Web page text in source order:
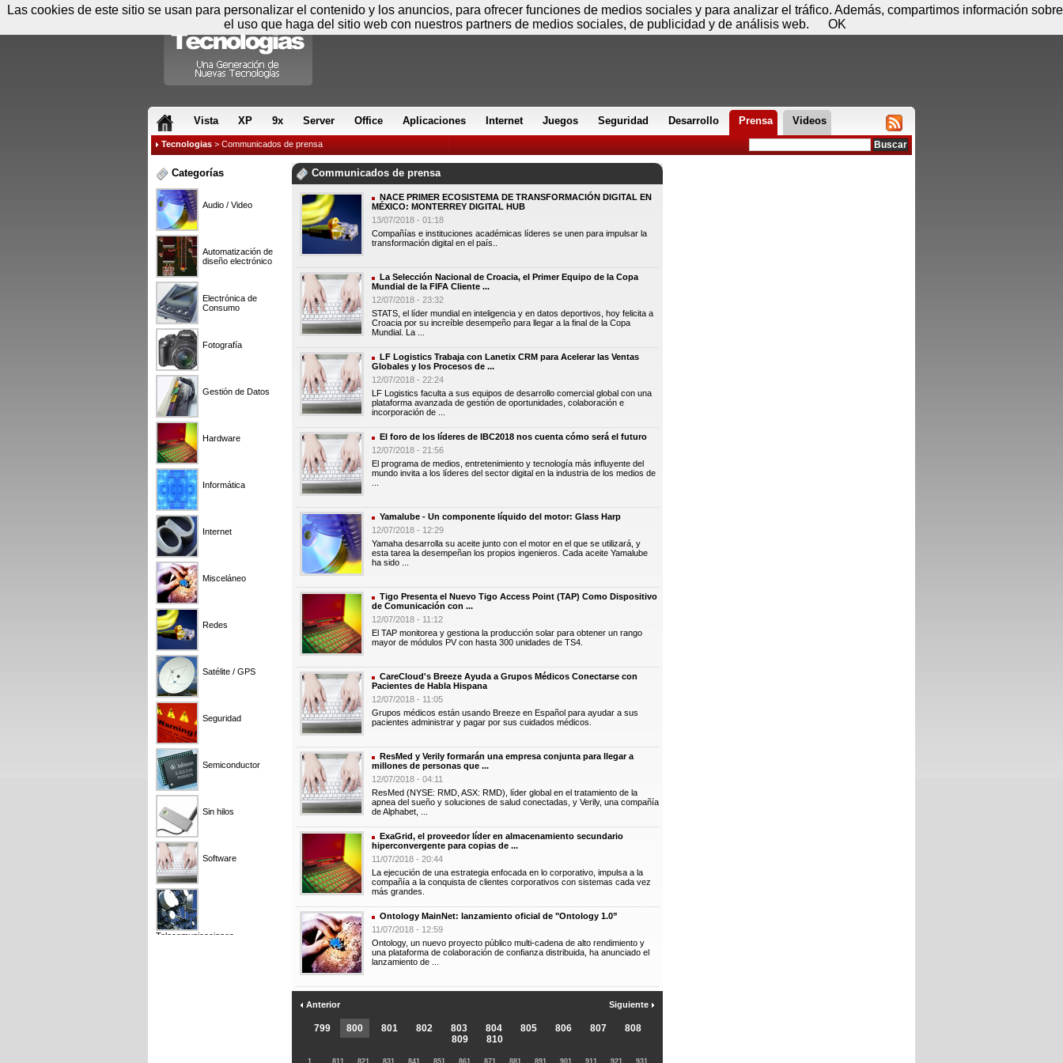
Vista XP 9x Server Office Aplicaciones Internet Juegos Seguridad Desarrollo Prensa Videos
Tecnologias > Communicados de prensa
Categorías
Audio / Video
Automatización de
diseño electrónico
Electrónica de
Consumo
Fotografía
Gestión de Datos
Hardware
Informática
Internet
Misceláneo
Redes
Satélite / GPS
Seguridad
Semiconductor
Sin hilos
Software
Telecomunicaciones
Communicados de prensa
NACE PRIMER ECOSISTEMA DE TRANSFORMACIÓN DIGITAL EN
MÉXICO: MONTERREY DIGITAL HUB
13/07/2018 - 01:18
Compañías e instituciones académicas líderes se unen para impulsar la
transformación digital en el país..
La Selección Nacional de Croacia, el Primer Equipo de la Copa
Mundial de la FIFA Cliente ...
12/07/2018 - 23:32
STATS, el líder mundial en inteligencia y en datos deportivos, hoy felicita a
Croacia por su increíble desempeño para llegar a la final de la Copa
Mundial. La ...
LF Logistics Trabaja con Lanetix CRM para Acelerar las Ventas
Globales y los Procesos de ...
12/07/2018 - 22:24
LF Logistics faculta a sus equipos de desarrollo comercial global con una
plataforma avanzada de gestión de oportunidades, colaboración e
incorporación de ...
El foro de los líderes de IBC2018 nos cuenta cómo será el futuro
12/07/2018 - 21:56
El programa de medios, entretenimiento y tecnología más influyente del
mundo invita a los líderes del sector digital en la industria de los medios de
Yamalube - Un componente líquido del motor: Glass Harp
12/07/2018 - 12:29
Yamaha desarrolla su aceite junto con el motor en el que se utilizará, y
esta tarea la desempeñan los propios ingenieros. Cada aceite Yamalube
ha sido ...
Tigo Presenta el Nuevo Tigo Access Point (TAP) Como Dispositivo
de Comunicación con ...
12/07/2018 - 11:12
El TAP monitorea y gestiona la producción solar para obtener un rango
mayor de módulos PV con hasta 300 unidades de TS4.
CareCloud's Breeze Ayuda a Grupos Médicos Conectarse con
Pacientes de Habla Hispana
12/07/2018 - 11:05
Grupos médicos están usando Breeze en Español para ayudar a sus
pacientes administrar y pagar por sus cuidados médicos.
ResMed y Verily formarán una empresa conjunta para llegar a
millones de personas que ...
12/07/2018 - 04:11
ResMed (NYSE: RMD, ASX: RMD), líder global en el tratamiento de la
apnea del sueño y soluciones de salud conectadas, y Verily, una compañía
de Alphabet, ...
ExaGrid, el proveedor líder en almacenamiento secundario
hiperconvergente para copias de ...
11/07/2018 - 20:44
La ejecución de una estrategia enfocada en lo corporativo, impulsa a la
compañía a la conquista de clientes corporativos con sistemas cada vez
más grandes.
Ontology MainNet: lanzamiento oficial de "Ontology 1.0”
11/07/2018 - 12:59
Ontology, un nuevo proyecto público multi-cadena de alto rendimiento y
una plataforma de colaboración de confianza distribuida, ha anunciado el
lanzamiento de ...
Anterior
799 800 801 802 803 804 805 806 807
808
809
810
Siguiente
1... 811 821 831 841 851 861 871 881 891 901 911 921 931
Viernes 07 de agosto - 01:54 Registrar Conectar
Las cookies de este sitio se usan para personalizar el contenido y los anuncios, para ofrecer funciones de medios sociales y para analizar el tráfico. Además, compartimos información sobre
el uso que haga del sitio web con nuestros partners de medios sociales, de publicidad y de análisis web.
OK